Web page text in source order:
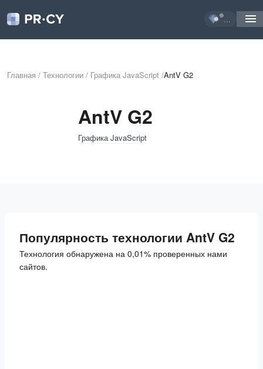
...
Главная / Технологии / Графика JavaScript /AntV G2
AntV G2
Графика JavaScript
Популярность технологии AntV G2
Технология обнаружена на 0,01% проверенных нами
сайтов.